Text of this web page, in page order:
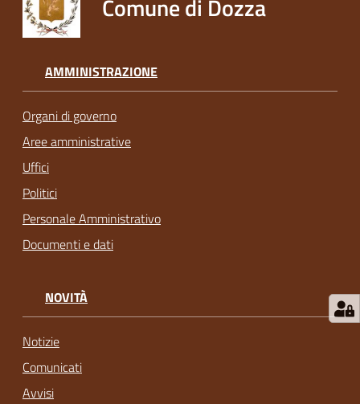
Comune di Dozza
AMMINISTRAZIONE
Organi di governo
Aree amministrative
Uffici
Politici
Personale Amministrativo
Documenti e dati
NOVITÀ
Notizie
Comunicati
Avvisi